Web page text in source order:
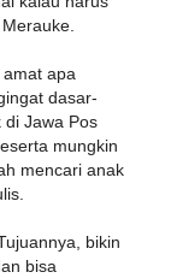
apa
dasar-
di Jawa Pos
mungkin
mencari anak
bikin
bisa